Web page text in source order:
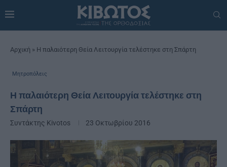
Αρχική » Η παλαιότερη Θεία Λειτουργία τελέστηκε στη Σπάρτη
Μητροπόλεις
Η παλαιότερη Θεία Λειτουργία τελέστηκε στη
Σπάρτη
Συντάκτης Kivotos 23 Οκτωβρίου 2016